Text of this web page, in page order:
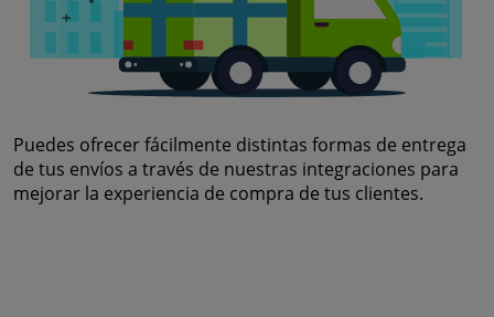
Puedes ofrecer fácilmente distintas formas de entrega
de tus envíos a través de nuestras integraciones para
mejorar la experiencia de compra de tus clientes.